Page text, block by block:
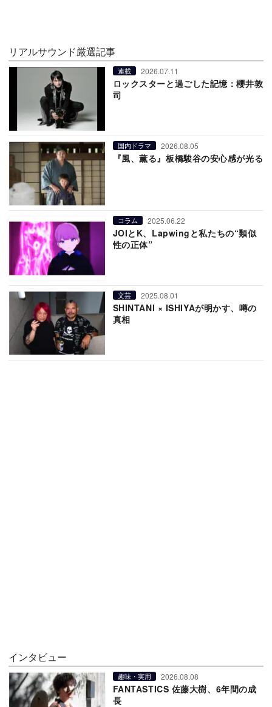
リアルサウンド厳選記事
連載 2026.07.11
ロックスターと過ごした記憶：櫻井敦
司
国内ドラマ 2026.08.05
『風、薫る』板橋駿谷の安心感が光る
コラム 2025.06.22
JOIとK、Lapwingと私たちの“類似
性の正体”
文芸 2025.08.01
SHINTANI × ISHIYAが明かす、噂の
真相
インタビュー
趣味・実用 2026.08.08
FANTASTICS 佐藤大樹、6年間の成
長